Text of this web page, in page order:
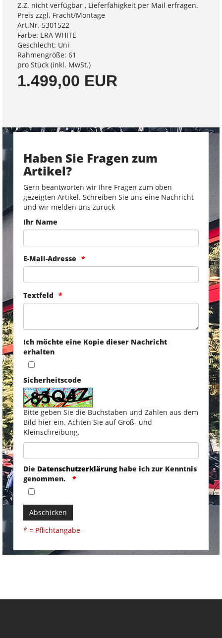
Z.Z. nicht verfügbar , Lieferfähigkeit per Mail erfragen.
Preis zzgl. Fracht/Montage
Art.Nr. 5301522
Farbe: ERA WHITE
Geschlecht: Uni
Rahmengröße: 61
pro Stück (inkl. MwSt.)
1.499,00 EUR
Haben Sie Fragen zum
Artikel?
Gern beantworten wir Ihre Fragen zum oben
gezeigten Artikel. Schreiben Sie uns eine Nachricht
und wir melden uns zurück
Ihr Name
E-Mail-Adresse
Textfeld
Ich möchte eine Kopie dieser Nachricht
erhalten
Sicherheitscode
Bitte geben Sie die Buchstaben und Zahlen aus dem
Bild hier ein. Achten Sie auf Groß- und
Kleinschreibung.
Die Datenschutzerklärunghabe ich zur Kenntnis
genommen.
Abschicken
* = Pflichtangabe